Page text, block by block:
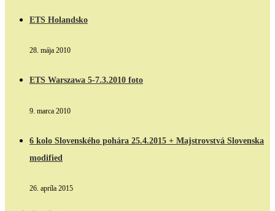
ETS Holandsko
28. mája 2010
ETS Warszawa 5-7.3.2010 foto
9. marca 2010
6 kolo Slovenského pohára 25.4.2015 + Majstrovstvá Slovenska
modified
26. apríla 2015